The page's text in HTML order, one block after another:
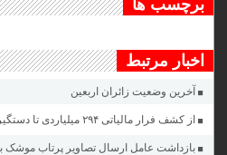
برچسب ها
اخبار مرتبط
آخرین وضعیت زائران اربعین
از کشف فرار مالیاتی ۲۹۴ میلیاردی تا دستگیری ۲۸ سارق توسط پلیس یزد
بازداشت عامل ارسال تصاویر پرتاب موشک به